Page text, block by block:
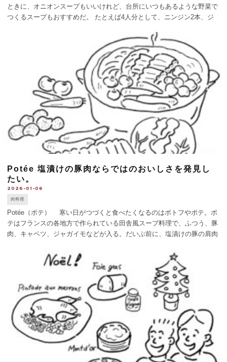
ときに、オニオンスープもいいけれど、台所にいつもあるような野菜で
つくるスープもおすすめだ。 たとえば4人分として、ニンジン2本、ジ
Potée 塩漬けの豚肉ならではのおいしさを発見し
たい。
2026-01-06
肉料理
Potée（ポテ） 寒い日がつづくと食べたくなるのはポトフやポテ。ポ
テはフランスの各地方で作られている田舎風スープ料理で、ふつう、豚
肉、キャベツ、ジャガイモなどが入る。だいぶ前に、塩漬けの豚の肩肉